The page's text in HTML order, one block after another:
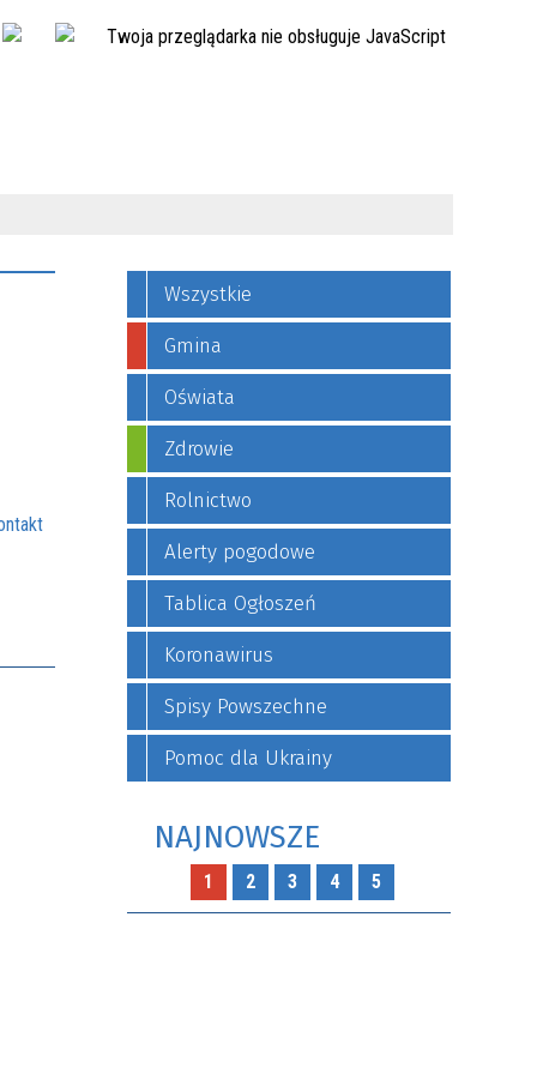
Twoja przeglądarka nie obsługuje JavaScript
Wszystkie
Gmina
Oświata
Zdrowie
Rolnictwo
Alerty pogodowe
Tablica Ogłoszeń
Koronawirus
Spisy Powszechne
Pomoc dla Ukrainy
NAJNOWSZE
1 2 3 4 5